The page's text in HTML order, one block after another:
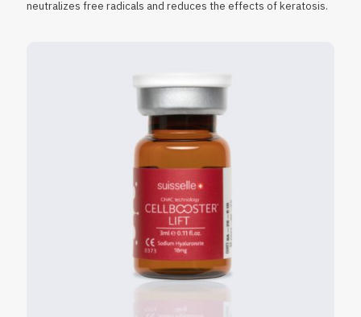
neutralizes free radicals and reduces the effects of keratosis.